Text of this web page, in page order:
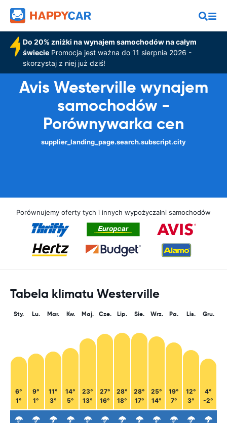
Do 20% zniżki na wynajem samochodów na całym
świeciePromocja jest ważna do 11 sierpnia 2026 -
skorzystaj z niej już dziś!
Avis Westerville wynajem
samochodów -
Porównywarka cen
supplier_landing_page.search.subscript.city
Porównujemy oferty tych i innych wypożyczalni samochodów
Tabela klimatu Westerville
Sty.
6°
1°
Lu.
9°
1°
Mar.
11°
3°
Kw.
14°
5°
Maj.
23°
13°
Cze.
27°
16°
Lip.
28°
18°
Sie.
28°
17°
Wrz.
25°
14°
Pa.
19°
7°
Lis.
12°
3°
Gru.
4°
-2°